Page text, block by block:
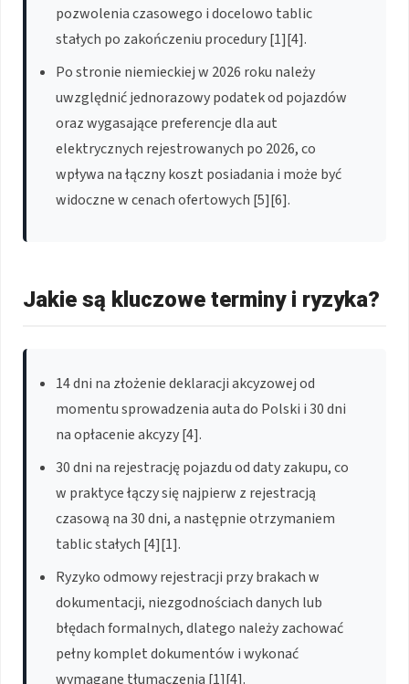
pozwolenia czasowego i docelowo tablic
stałych po zakończeniu procedury [1][4].
Po stronie niemieckiej w 2026 roku należy
uwzględnić jednorazowy podatek od pojazdów
oraz wygasające preferencje dla aut
elektrycznych rejestrowanych po 2026, co
wpływa na łączny koszt posiadania i może być
widoczne w cenach ofertowych [5][6].
Jakie są kluczowe terminy i ryzyka?
14 dni na złożenie deklaracji akcyzowej od
momentu sprowadzenia auta do Polski i 30 dni
na opłacenie akcyzy [4].
30 dni na rejestrację pojazdu od daty zakupu, co
w praktyce łączy się najpierw z rejestracją
czasową na 30 dni, a następnie otrzymaniem
tablic stałych [4][1].
Ryzyko odmowy rejestracji przy brakach w
dokumentacji, niezgodnościach danych lub
błędach formalnych, dlatego należy zachować
pełny komplet dokumentów i wykonać
wymagane tłumaczenia [1][4].